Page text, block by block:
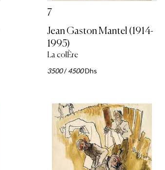
7
Jean Gaston Mantel (1914-
1995)
La colÈre
3500/4500Dhs